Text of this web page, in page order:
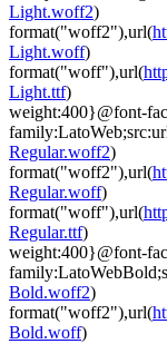
Light.woff2)
format("woff2"),url(
Light.woff)
format("woff"),url(
Light.ttf)
weight:400}@font-
Regular.woff2)
format("woff2"),url(
Regular.woff)
format("woff"),url(
Regular.ttf)
weight:400}@font-
Bold.woff2)
format("woff2"),url(
Bold.woff)